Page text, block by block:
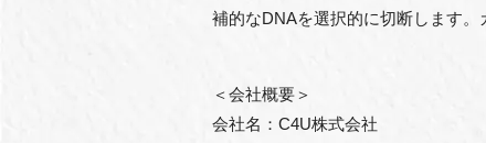
補的なDNAを選択的に切断します。
＜会社概要＞
会社名：C4U株式会社